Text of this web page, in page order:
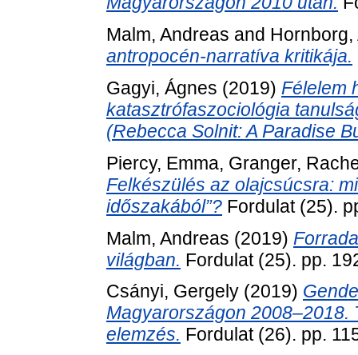
Malm, Andreas and Hornborg,
antropocén-narratíva kritikája.
Gagyi, Ágnes (2019) Félelem
katasztrófaszociológia
(Rebecca Solnit: A Paradise
Piercy, Emma, Granger,
Felkészülés az olajcsúcsra:
időszakából”? Fordulat (25).
Malm, Andreas (2019)
világban. Fordulat (25). pp.
Csányi, Gergely (2019)
Magyarországon 2008–2018.
elemzés. Fordulat (26). pp.